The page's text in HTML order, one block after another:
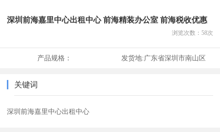
深圳前海嘉里中心出租中心 前海精装办公室 前海税收优惠
浏览次数： 58次
产品规格： 发货地:广东省深圳市南山区
关键词
深圳前海嘉里中心出租中心